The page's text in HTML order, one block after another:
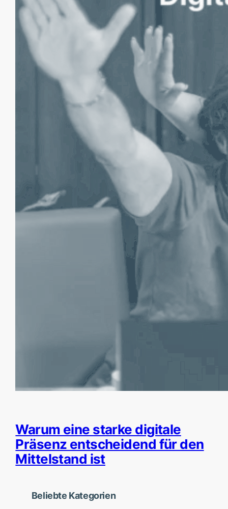
Warum eine starke digitale
Präsenz entscheidend für den
Mittelstand ist
Beliebte Kategorien